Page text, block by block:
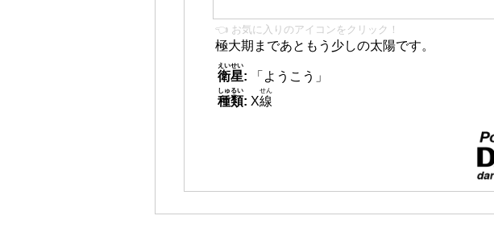
👈 お気に入りのアイコンをクリック！
極大期まであともう少しの太陽です。
衛星
えいせい
:
「ようこう」
種類
しゅるい
: X線
せん